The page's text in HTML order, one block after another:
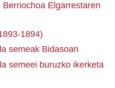
Elgarrestaren
1894)
semeak Bidasoan
semeei buruzko ikerketa